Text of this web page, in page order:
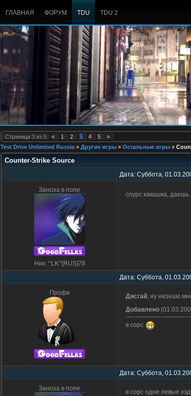
ГЛАВНАЯ ФОРУМ TDU TDU 2
Страница 3 из 5 « 1 2 3 4 5
»
Test Drive Unlimited Russia » Другие игры » Остальные игры »
Counter-Strike Source
Дата: Суббота,
Заноза в попе
Ник: ^LK^[RUS]78
соурс какашка, даешь
Дата: Суббота,
Профи Дисгай, ну незнаю
Добавлено
в сорс
Дата: Суббота,
Заноза в попе в сорс одни левые